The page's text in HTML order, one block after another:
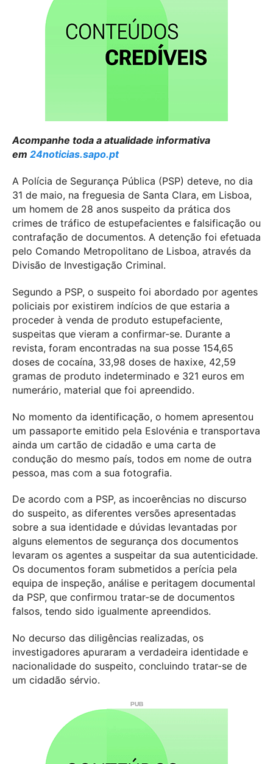
Acompanhe toda a atualidade informativa
em 24noticias.sapo.pt
A Polícia de Segurança Pública (PSP) deteve, no dia
31 de maio, na freguesia de Santa Clara, em Lisboa,
um homem de 28 anos suspeito da prática dos
crimes de tráfico de estupefacientes e falsificação ou
contrafação de documentos. A detenção foi efetuada
pelo Comando Metropolitano de Lisboa, através da
Divisão de Investigação Criminal.
Segundo a PSP, o suspeito foi abordado por agentes
policiais por existirem indícios de que estaria a
proceder à venda de produto estupefaciente,
suspeitas que vieram a confirmar-se. Durante a
revista, foram encontradas na sua posse 154,65
doses de cocaína, 33,98 doses de haxixe, 42,59
gramas de produto indeterminado e 321 euros em
numerário, material que foi apreendido.
No momento da identificação, o homem apresentou
um passaporte emitido pela Eslovénia e transportava
ainda um cartão de cidadão e uma carta de
condução do mesmo país, todos em nome de outra
pessoa, mas com a sua fotografia.
De acordo com a PSP, as incoerências no discurso
do suspeito, as diferentes versões apresentadas
sobre a sua identidade e dúvidas levantadas por
alguns elementos de segurança dos documentos
levaram os agentes a suspeitar da sua autenticidade.
Os documentos foram submetidos a perícia pela
equipa de inspeção, análise e peritagem documental
da PSP, que confirmou tratar-se de documentos
falsos, tendo sido igualmente apreendidos.
No decurso das diligências realizadas, os
investigadores apuraram a verdadeira identidade e
nacionalidade do suspeito, concluindo tratar-se de
um cidadão sérvio.